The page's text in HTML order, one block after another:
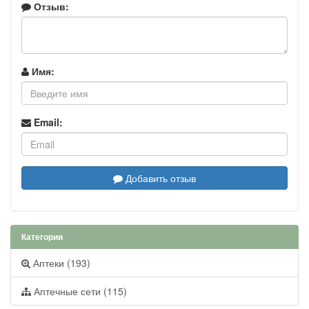
Отзыв:
Имя:
Email:
Добавить отзыв
Категории
Аптеки (193)
Аптечные сети (115)